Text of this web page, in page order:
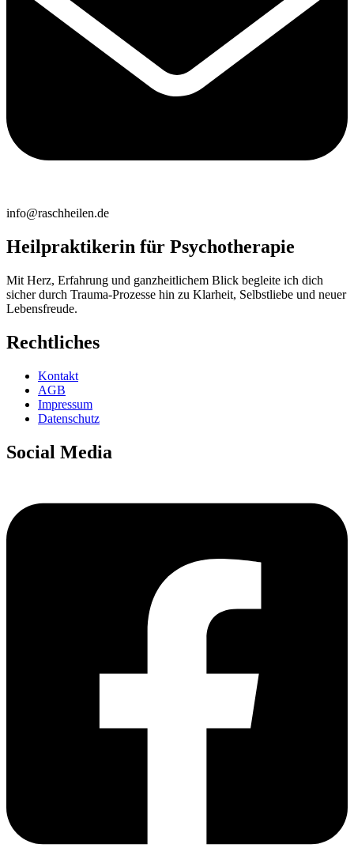
info@raschheilen.de
Heilpraktikerin für Psychotherapie
Mit Herz, Erfahrung und ganzheitlichem Blick begleite ich dich
sicher durch Trauma-Prozesse hin zu Klarheit, Selbstliebe und neuer
Lebensfreude.
Rechtliches
Kontakt
AGB
Impressum
Datenschutz
Social Media